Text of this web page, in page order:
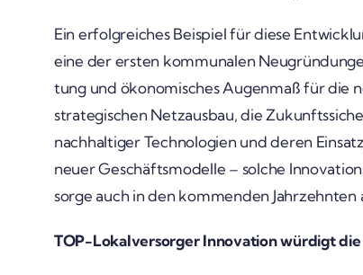
Ein erfolg­rei­ches Beispiel für diese
eine der ersten kommu­nalen
tung und ökono­mi­sches Augenmaß für die
stra­te­gi­schen Netz­ausbau, die
nach­hal­tiger Tech­no­lo­gien und deren
neuer Geschäfts­mo­delle – solche
sorge auch in den kommenden
TOP-Lokal­­ver­­­sorger Inno­va­tion würdigt